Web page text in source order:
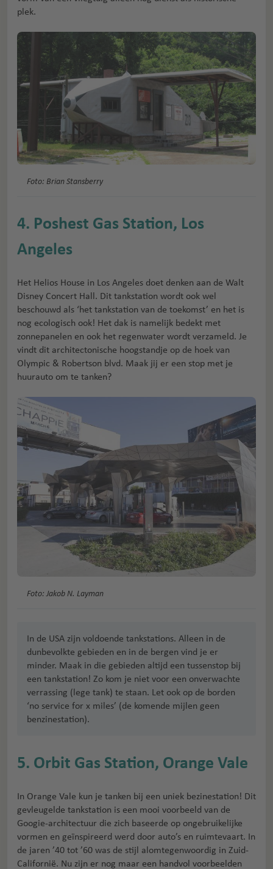
plek.
Foto: Brian Stansberry
4. Poshest Gas Station, Los
Angeles
Het Helios House in Los Angeles doet denken aan de Walt
Disney Concert Hall. Dit tankstation wordt ook wel
beschouwd als ‘het tankstation van de toekomst’ en het is
nog ecologisch ook! Het dak is namelijk bedekt met
zonnepanelen en ook het regenwater wordt verzameld. Je
vindt dit architectonische hoogstandje op de hoek van
Olympic & Robertson blvd. Maak jij er een stop met je
huurauto om te tanken?
Foto: Jakob N. Layman
In de USA zijn voldoende tankstations. Alleen in de
dunbevolkte gebieden en in de bergen vind je er
minder. Maak in die gebieden altijd een tussenstop bij
een tankstation! Zo kom je niet voor een onverwachte
verrassing (lege tank) te staan. Let ook op de borden
‘no service for x miles’ (de komende mijlen geen
benzinestation).
5. Orbit Gas Station, Orange Vale
In Orange Vale kun je tanken bij een uniek bezinestation! Dit
gevleugelde tankstation is een mooi voorbeeld van de
Googie-architectuur die zich baseerde op ongebruikelijke
vormen en geïnspireerd werd door auto’s en ruimtevaart. In
de jaren ’40 tot ’60 was de stijl alomtegenwoordig in Zuid-
Californië. Nu zijn er nog maar een handvol voorbeelden